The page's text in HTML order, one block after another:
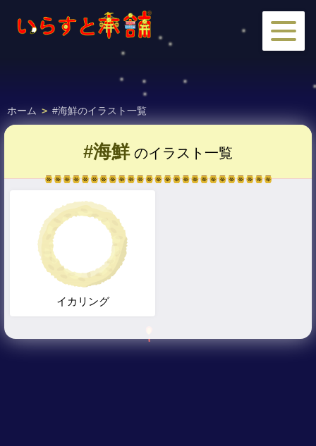
ホーム > #海鮮のイラスト一覧
#海鮮のイラスト一覧
イカリング